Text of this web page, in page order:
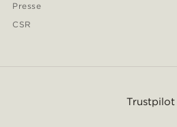
Presse
CSR
Trustpilot